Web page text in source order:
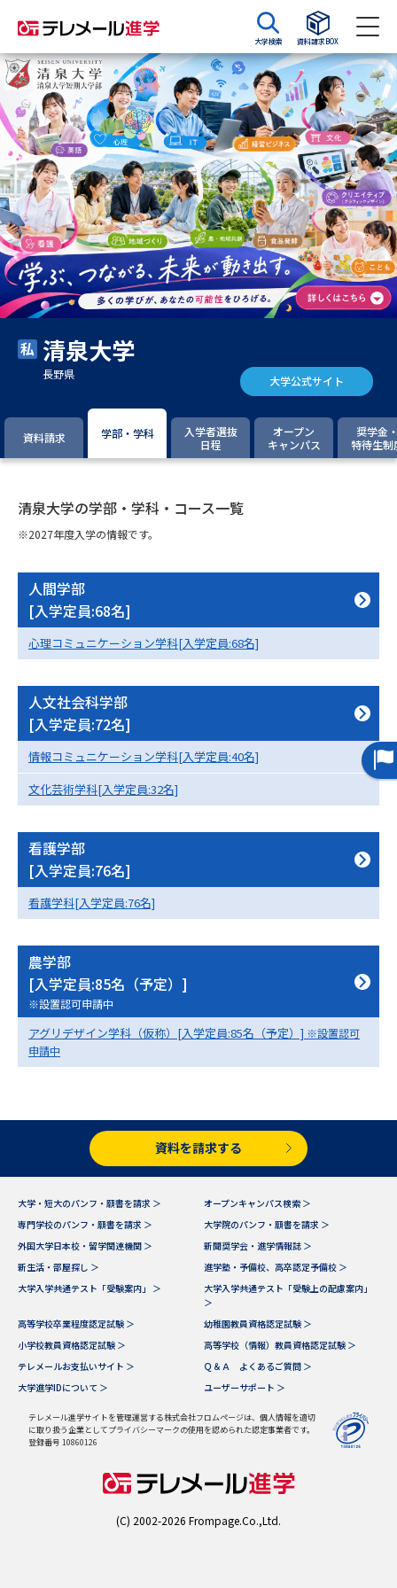
大学検索 資料請求BOX
資料請求 資料検索
大学・短大の資料種類から請求
大学パンフ 学部・学科パンフ
総合型選抜・学校推薦型選抜 募
集要項＆願書
大学入学共通テスト利用選抜の
募集要項＆願書
過去問題集
大学・短大以外の資料から請求
大学院の資料請求
留学・進学関連、塾・予備校
大学入学共通テスト「受験案
内」の請求
配慮案内」の請求
幼稚園教員資格認定試験
高等学校（情報）教員資格認定
試験
大学研究 大学検索
大学で学べる内容や特徴を調べる
新増設大学・学部・学科特集
国際・グローバルに強い大学特
データサイエンス特集 奨学金・特待生制度特集
デジタルパンフレット
新学年スタート号特集ページ
新学年スタート号特集ページ
SELFBRAND特集ページ
オープンキャンパスなどを調べる
オープンキャンパス検索 実施プログラムから探す
来場型・Web型イベント特集 夢ナビライブ
志望校・出願校を調べる
受験スケジュールを立てよう
先輩が入学を決めた理由 テレメール全国一斉進学調査
学問発見 学問検索
清泉大学
長野県 大学公式サイト
資料請求 学部・学科
入学者選抜
日程
オープン
キャンパス
奨学金
特待生制
清泉大学の学部・学科・コース一覧
※2027年度入学の情報です。
人間学部
[入学定員:68名]
心理コミュニケーション学科[入学定員:68名]
人文社会科学部
[入学定員:72名]
情報コミュニケーション学科[入学定員:40名]
文化芸術学科[入学定員:32名]
看護学部
[入学定員:76名]
看護学科[入学定員:76名]
農学部
[入学定員:85名（予定）]
※設置認可申請中
アグリデザイン学科（仮称）[入学定員:85名（予定）] ※設置認可
申請中
資料を請求する
大学・短大のパンフ・願書を請求 ＞
オープンキャンパス検索 ＞
専門学校のパンフ・願書を請求 ＞
大学院のパンフ・願書を請求 ＞
外国大学日本校・留学関連機関 ＞
新聞奨学会・進学情報誌 ＞
新生活・部屋探し ＞
進学塾・予備校、高卒認定予備校 ＞
大学入学共通テスト「受験案内」 ＞
大学入学共通テスト「受験上の配慮案内」
＞
高等学校卒業程度認定試験 ＞
幼稚園教員資格認定試験 ＞
小学校教員資格認定試験 ＞
高等学校（情報）教員資格認定試験 ＞
テレメールお支払いサイト ＞
Ｑ＆Ａ よくあるご質問 ＞
大学進学IDについて ＞
ユーザーサポート ＞
テレメール進学サイトを管理運営する株式会社フロムページは、個人情報を適切
に取り扱う企業としてプライバシーマークの使用を認められた認定事業者です。
登録番号 10860126
(C) 2002-2026 Frompage.Co.,Ltd.